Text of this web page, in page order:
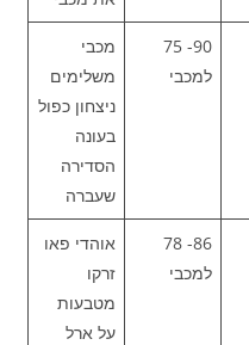
90- 75
למכבי
מכבי
משלימים
ניצחון כפול
בעונה
הסדירה
שעברה
86- 78
למכבי
אוהדי פאו
זרקו
מטבעות
על ארל